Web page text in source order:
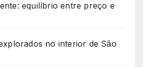
equilíbrio entre preço e
no interior de São